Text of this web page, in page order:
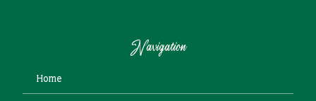
Navigation
Home